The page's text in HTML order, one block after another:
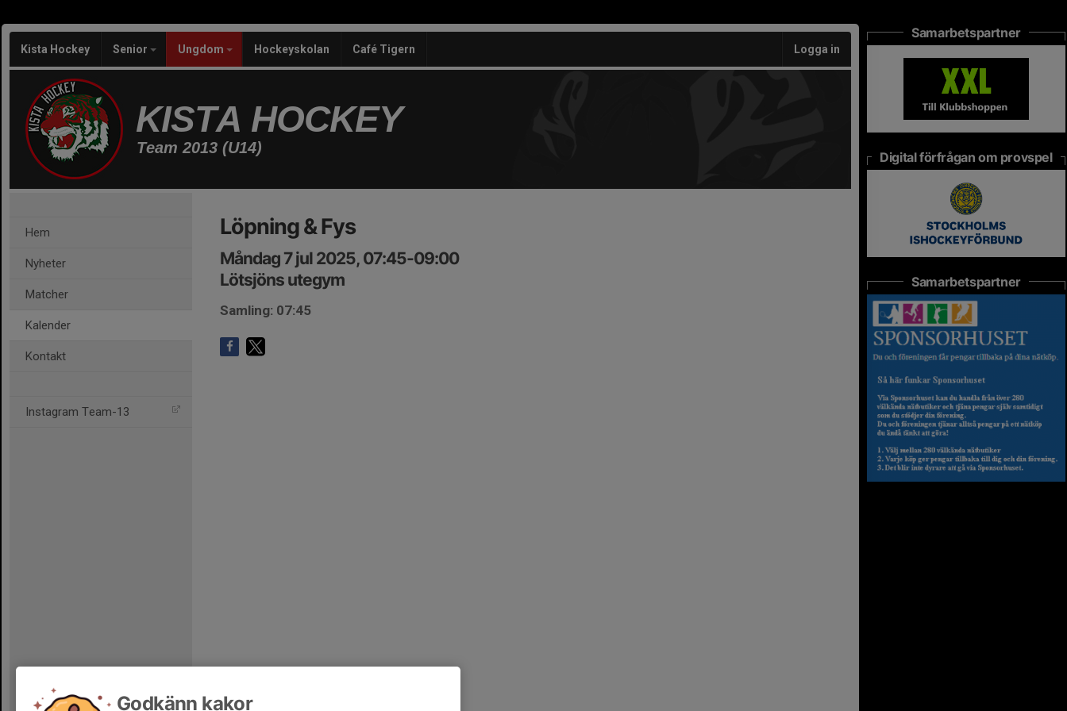
Kista Hockey Senior Ungdom Hockeyskolan Café Tigern Logga in
KISTA HOCKEY
Team 2013 (U14)
Hem
Nyheter
Matcher
Kalender
Kontakt
Instagram Team-13
Löpning & Fys
Måndag 7 jul 2025, 07:45-09:00
Lötsjöns utegym
Samling: 07:45
Samarbetspartner
Digital förfrågan om provspel
Samarbetspartner
Godkänn kakor